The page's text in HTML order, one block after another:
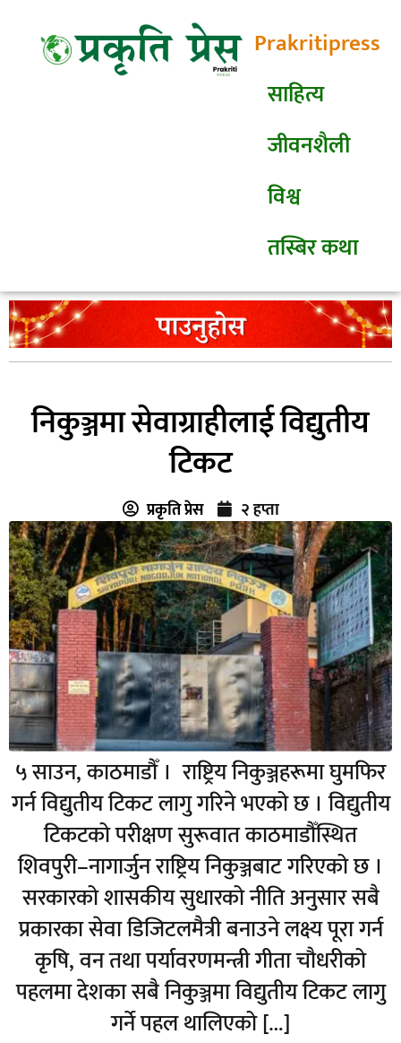
Prakritipress
साहित्य
जीवनशैली
विश्व
तस्बिर कथा
निकुञ्जमा सेवाग्राहीलाई विद्युतीय
टिकट
प्रकृति प्रेस २ हप्ता
५ साउन, काठमाडौँ । राष्ट्रिय निकुञ्जहरूमा घुमफिर
गर्न विद्युतीय टिकट लागु गरिने भएको छ । विद्युतीय
टिकटको परीक्षण सुरूवात काठमाडौँस्थित
शिवपुरी–नागार्जुन राष्ट्रिय निकुञ्जबाट गरिएको छ ।
सरकारको शासकीय सुधारको नीति अनुसार सबै
प्रकारका सेवा डिजिटलमैत्री बनाउने लक्ष्य पूरा गर्न
कृषि, वन तथा पर्यावरणमन्त्री गीता चौधरीको
पहलमा देशका सबै निकुञ्जमा विद्युतीय टिकट लागु
गर्ने पहल थालिएको […]